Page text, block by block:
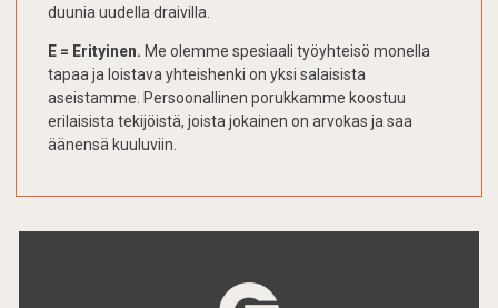
duunia uudella draivilla.
E = Erityinen. Me olemme spesiaali työyhteisö monella
tapaa ja loistava yhteishenki on yksi salaisista
aseistamme. Persoonallinen porukkamme koostuu
erilaisista tekijöistä, joista jokainen on arvokas ja saa
äänensä kuuluviin.